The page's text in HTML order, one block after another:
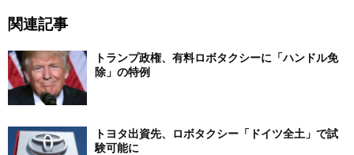
関連記事
トランプ政権、有料ロボタクシーに「ハンドル免
除」の特例
トヨタ出資先、ロボタクシー「ドイツ全土」で試
験可能に